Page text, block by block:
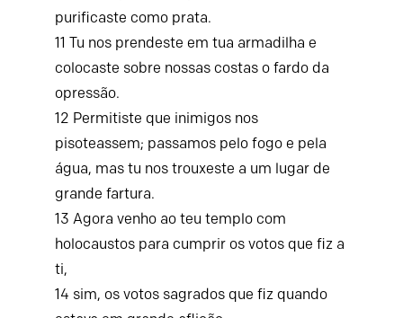
purificaste como prata.
11 Tu nos prendeste em tua armadilha e
colocaste sobre nossas costas o fardo da
opressão.
12 Permitiste que inimigos nos
pisoteassem; passamos pelo fogo e pela
água, mas tu nos trouxeste a um lugar de
grande fartura.
13 Agora venho ao teu templo com
holocaustos para cumprir os votos que fiz a
ti,
14 sim, os votos sagrados que fiz quando